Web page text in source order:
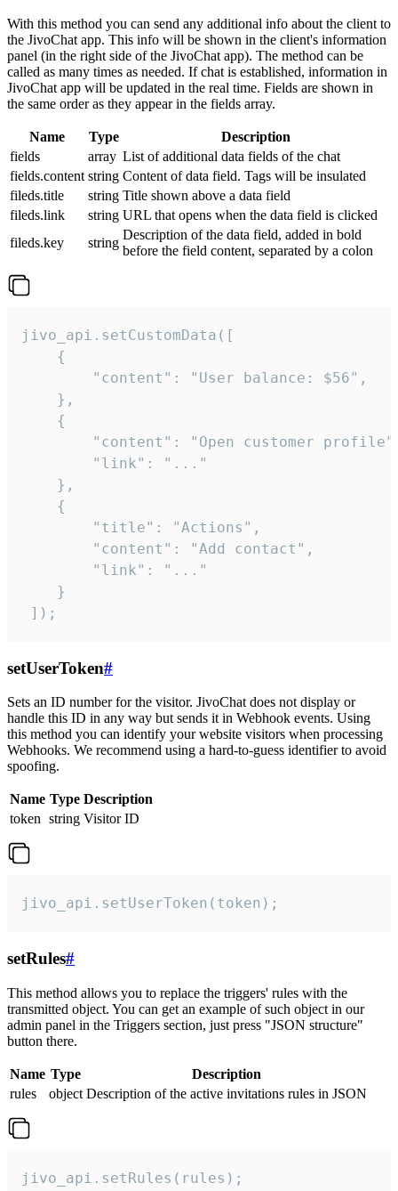
With this method you can send any additional info about the client to
the JivoChat app. This info will be shown in the client's information
panel (in the right side of the JivoChat app). The method can be
called as many times as needed. If chat is established, information in
JivoChat app will be updated in the real time. Fields are shown in
the same order as they appear in the fields array.
Name Type
Description
fields
array List of additional data fields of the chat
fields.content string Content of data field. Tags will be insulated
fileds.title
string Title shown above a data field
fileds.link
string URL that opens when the data field is clicked
fileds.key
string
Description of the data field, added in bold
before the field content, separated by a colon
jivo_api.setCustomData([
    {
        "content": "User balance: $56",
    },
    {
"content": "Open customer
        "link": "..."
    },
    {
        "title": "Actions",
        "content": "Add contact",
        "link": "..."
    }
]);
setUserToken#
Sets an ID number for the visitor. JivoChat does not display or
handle this ID in any way but sends it in Webhook events. Using
this method you can identify your website visitors when processing
Webhooks. We recommend using a hard-to-guess identifier to avoid
spoofing.
Name Type Description
token string Visitor ID
jivo_api.setUserToken(token);
setRules#
This method allows you to replace the triggers' rules with the
transmitted object. You can get an example of such object in our
admin panel in the Triggers section, just press "JSON structure"
button there.
Name Type
Description
rules
object Description of the active invitations rules in JSON
jivo_api.setRules(rules);